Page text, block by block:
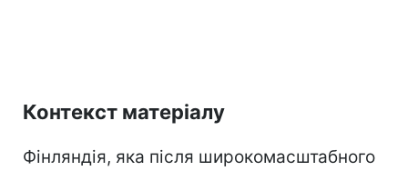
Контекст матеріалу
Фінляндія, яка після широкомасштабного